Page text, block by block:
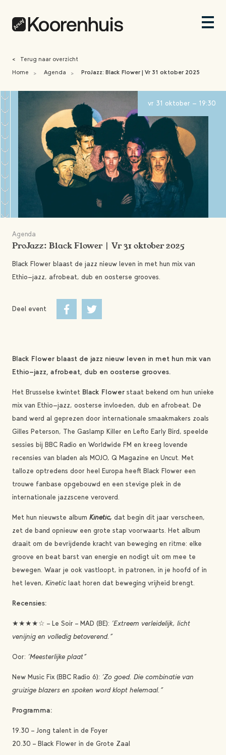
<
Terug naar overzicht
Home
> Agenda > ProJazz: Black Flower | Vr 31 oktober 2025
vr 31 oktober - 19:30
Agenda
ProJazz: Black Flower | Vr 31 oktober 2025
Black Flower blaast de jazz nieuw leven in met hun mix van
Ethio-jazz, afrobeat, dub en oosterse grooves.
Deel event
Black Flower blaast de jazz nieuw leven in met hun mix van
Ethio-jazz, afrobeat, dub en oosterse grooves.
Het Brusselse kwintet Black Flower staat bekend om hun unieke
mix van Ethio-jazz, oosterse invloeden, dub en afrobeat. De
band werd al geprezen door internationale smaakmakers zoals
Gilles Peterson, The Gaslamp Killer en Lefto Early Bird, speelde
sessies bij BBC Radio en Worldwide FM en kreeg lovende
recensies van bladen als MOJO, Q Magazine en Uncut. Met
talloze optredens door heel Europa heeft Black Flower een
trouwe fanbase opgebouwd en een stevige plek in de
internationale jazzscene veroverd.
Met hun nieuwste album Kinetic, dat begin dit jaar verscheen,
zet de band opnieuw een grote stap voorwaarts. Het album
draait om de bevrijdende kracht van beweging en ritme: elke
groove en beat barst van energie en nodigt uit om mee te
bewegen. Waar je ook vastloopt, in patronen, in je hoofd of in
het leven, Kinetic laat horen dat beweging vrijheid brengt.
Recensies:
★★★★☆ – Le Soir – MAD (BE): “Extreem verleidelijk, licht
venijnig en volledig betoverend.”
Oor: “Meesterlijke plaat”
New Music Fix (BBC Radio 6): “Zo goed. Die combinatie van
gruizige blazers en spoken word klopt helemaal.”
Programma:
19.30 – Jong talent in de Foyer
20.30 – Black Flower in de Grote Zaal